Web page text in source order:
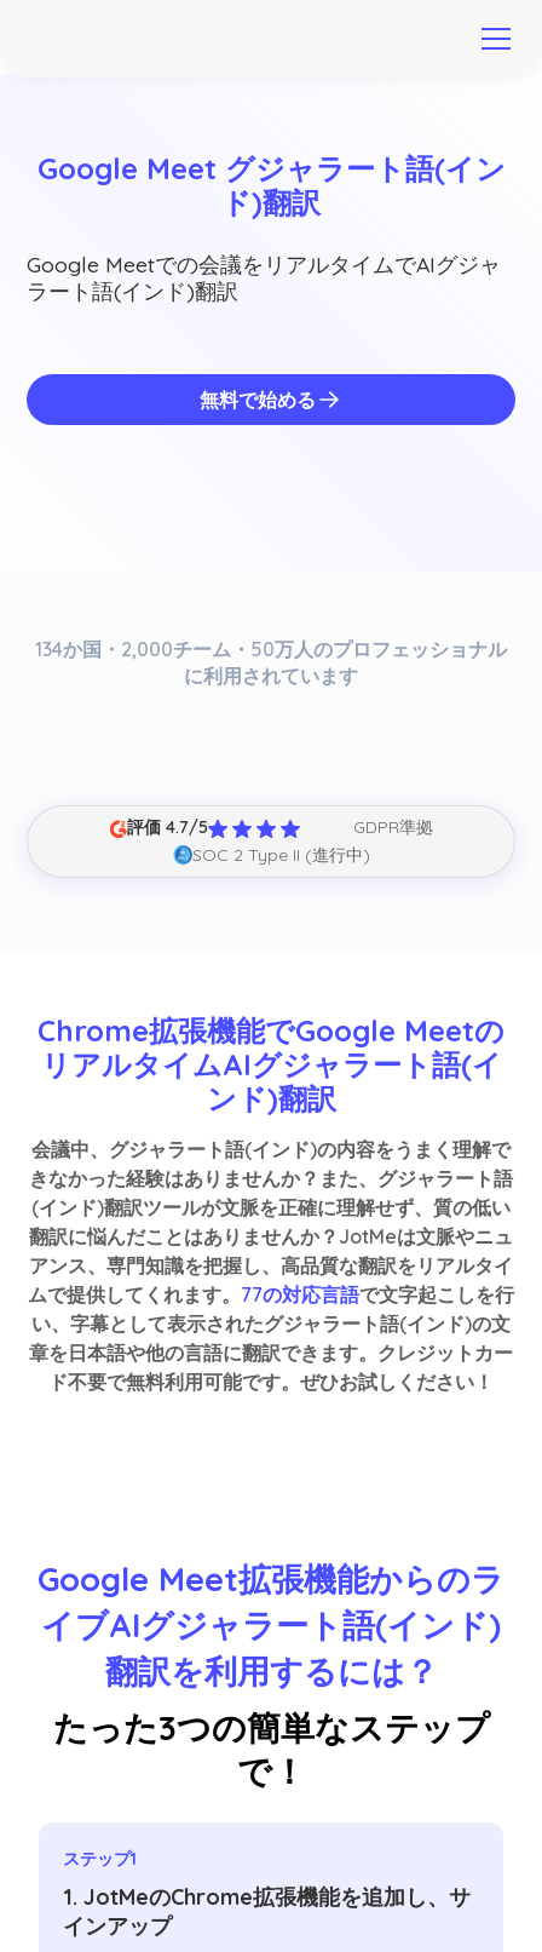
Google Meet グジャラート語(イン
ド)翻訳
Google Meetでの会議をリアルタイムでAIグジャ
ラート語(インド)翻訳
無料で始める
134か国・2,000チーム・50万人のプロフェッショナル
に利用されています
評価 4.7/5
GDPR準拠
SOC 2 Type II (進行中)
Chrome拡張機能でGoogle Meetの
リアルタイムAIグジャラート語(イ
ンド)翻訳
会議中、グジャラート語(インド)の内容をうまく理解で
きなかった経験はありませんか？また、グジャラート語
(インド)翻訳ツールが文脈を正確に理解せず、質の低い
翻訳に悩んだことはありませんか？JotMeは文脈やニュ
アンス、専門知識を把握し、高品質な翻訳をリアルタイ
ムで提供してくれます。 77の対応言語で文字起こしを行
い、字幕として表示されたグジャラート語(インド)の文
章を日本語や他の言語に翻訳できます。クレジットカー
ド不要で無料利用可能です。ぜひお試しください！
Google Meet拡張機能からのラ
イブAIグジャラート語(インド)
翻訳を利用するには？
たった3つの簡単なステップ
で！
ステップ1
1. JotMeのChrome拡張機能を追加し、サ
インアップ